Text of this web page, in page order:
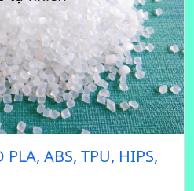
ABS, TPU, HIPS,